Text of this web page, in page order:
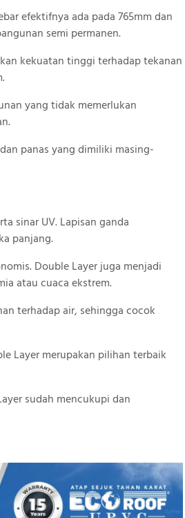
efektifnya ada pada 765mm dan
semi permanen.
kekuatan tinggi terhadap tekanan
yang tidak memerlukan
panas yang dimiliki masing-
sinar UV. Lapisan ganda
panjang.
Double Layer juga menjadi
atau cuaca ekstrem.
terhadap air, sehingga cocok
Layer merupakan pilihan terbaik
sudah mencukupi dan